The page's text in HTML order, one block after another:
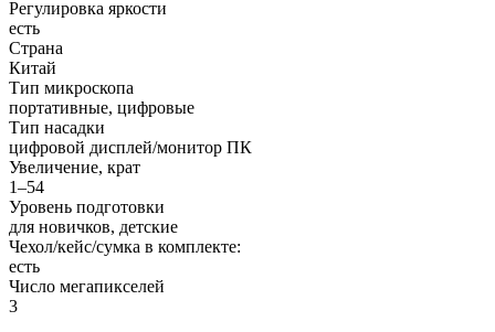
Регулировка яркости
есть
Страна
Китай
Тип микроскопа
портативные, цифровые
Тип насадки
цифровой дисплей/монитор ПК
Увеличение, крат
1–54
Уровень подготовки
для новичков, детские
Чехол/кейс/сумка в комплекте:
есть
Число мегапикселей
3